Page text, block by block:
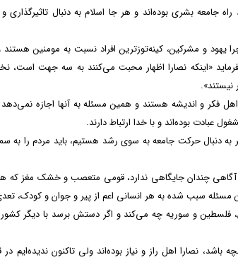
بشری بوده‌اند و هر جا اسلام به دنبال تاثیرگذاری و
و مشرکین، کینه‌توزترین افراد نسبت به مومنین
«اینکه نصارا اظهار محبت می‌کنند به سه جهت است،
فکر و اندیشه‌ هستند و همین مسئله به آنها اجازه
عبادت بوده‌اند و با خدا ارتباط دارند.
به دنبال حرکت جامعه به سوی رشد هستیم، باید مردم را
و آگاهی چندان جایگاهی ندارد، قومی متعصب و خشک مغز که
مسئله سبب شده به هر انسانی اعم از پیر و جوان و کودک،
فلسطین و سوریه چه می‌کند و اگر دستش برسد با دیگر
نصارا اهل راز و نیاز بوده‌اند ولی تاکنون ندیده‌ایم